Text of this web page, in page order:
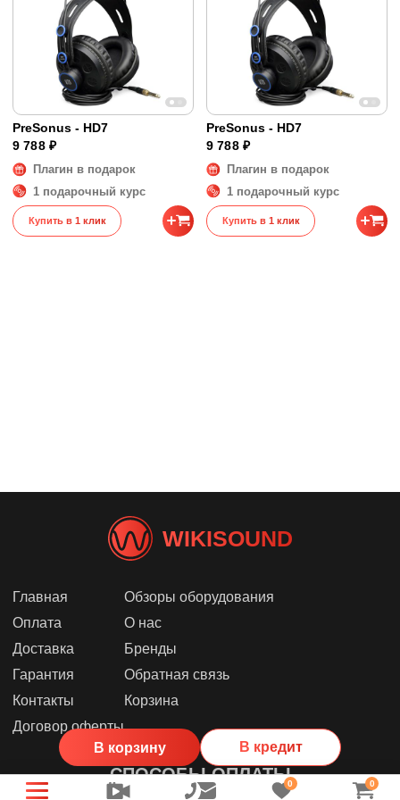
В корзину В кредит
Разъём на наушниках
Кабель несъёмный
Кабели в комплекте
Прямой 2.5 м
Разъём родного кабеля
Mini-jack (3.5 мм)
Адаптер в комплекте
Jack (6.35 мм)
Диапазон воспроизводимых частот 10 - 30000 Гц
Размеры и вес
PreSonus - HD7
9 788 ₽
Плагин в подарок
1 подарочный курс
Купить в 1 клик
PreSonus - HD7
9 788 ₽
Плагин в подарок
1 подарочный курс
Купить в 1 клик
WIKISOUND
Главная
Оплата
Доставка
Гарантия
Контакты
Договор оферты
Обзоры оборудования
О нас
Бренды
Обратная связь
Корзина
СПОСОБЫ ОПЛАТЫ0 0